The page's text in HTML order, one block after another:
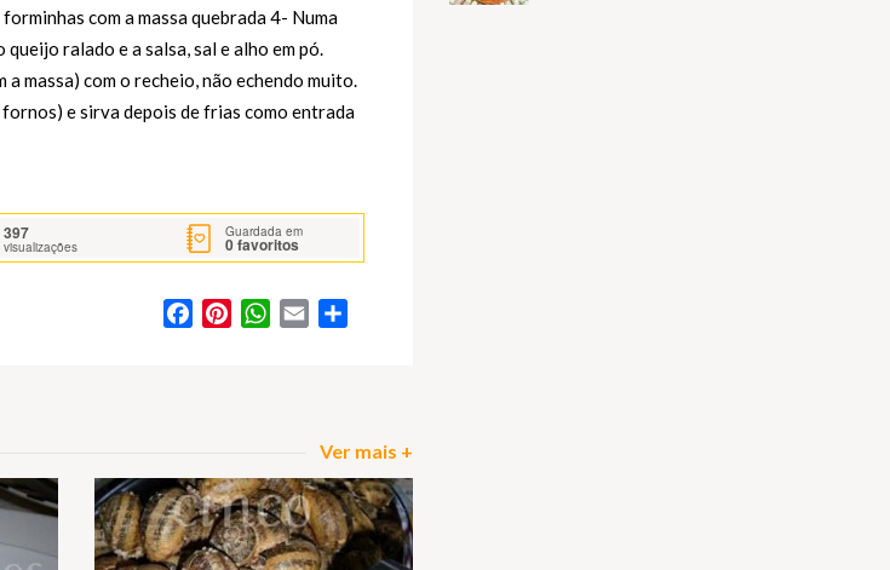
com a massa quebrada 4- Numa
ralado e a salsa, sal e alho em pó.
massa) com o recheio, não echendo muito.
e sirva depois de frias como entrada
397
visualizações
Guardada em
0favoritos
FacebookPinterestWhatsApp
Email
Ver mais +